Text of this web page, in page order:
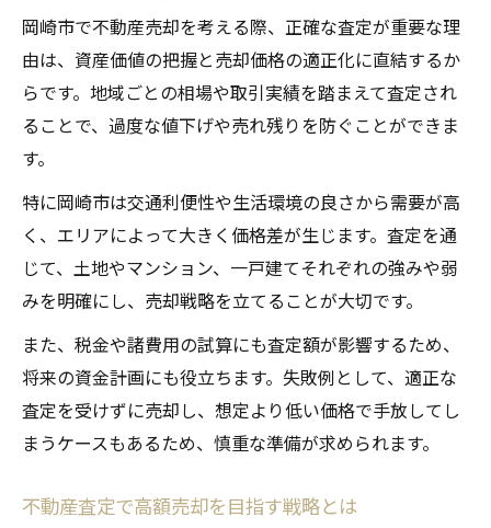
岡崎市で不動産売却を考える際、正確な査定が重要な理
由は、資産価値の把握と売却価格の適正化に直結するか
らです。地域ごとの相場や取引実績を踏まえて査定され
ることで、過度な値下げや売れ残りを防ぐことができま
す。
特に岡崎市は交通利便性や生活環境の良さから需要が高
く、エリアによって大きく価格差が生じます。査定を通
じて、土地やマンション、一戸建てそれぞれの強みや弱
みを明確にし、売却戦略を立てることが大切です。
また、税金や諸費用の試算にも査定額が影響するため、
将来の資金計画にも役立ちます。失敗例として、適正な
査定を受けずに売却し、想定より低い価格で手放してし
まうケースもあるため、慎重な準備が求められます。
不動産査定で高額売却を目指す戦略とは